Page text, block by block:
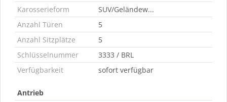
Karosserieform
SUV/Geländew...
Anzahl Türen
5
Anzahl Sitzplätze
5
Schlüsselnummer
3333 / BRL
Verfügbarkeit
sofort verfügbar
Antrieb